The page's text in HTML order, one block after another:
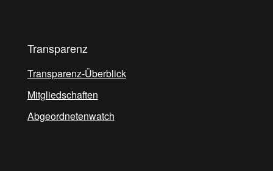
Transparenz
Transparenz-Überblick
Mitgliedschaften
Abgeordnetenwatch